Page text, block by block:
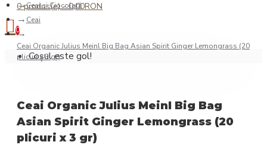
0 produs(e) - 0,00RON
0
Coșul este gol!
Ceai şi Ciocolată
Ceai
Ceai Organic Julius Meinl Big Bag Asian Spirit Ginger Lemongrass (20
plicuri x 3 gr)
Ceai Organic Julius Meinl Big Bag
Asian Spirit Ginger Lemongrass (20
plicuri x 3 gr)